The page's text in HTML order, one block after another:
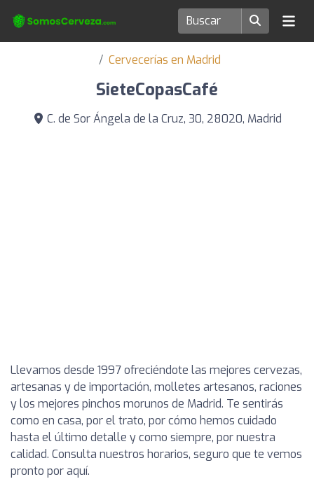
Cervecerías en Madrid
SieteCopasCafé
C. de Sor Ángela de la Cruz, 30, 28020, Madrid
Llevamos desde 1997 ofreciéndote las mejores cervezas,
artesanas y de importación, molletes artesanos, raciones
y los mejores pinchos morunos de Madrid. Te sentirás
como en casa, por el trato, por cómo hemos cuidado
hasta el último detalle y como siempre, por nuestra
calidad. Consulta nuestros horarios, seguro que te vemos
pronto por aquí.